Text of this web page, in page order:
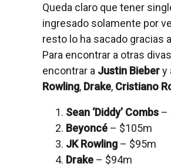
Queda claro que tener
ingresado solamente por
resto lo ha sacado gracias
Para encontrar a otras
encontrar a Justin Biebery
Rowling, Drake, Cristiano
Sean ‘Diddy’ Combs –
Beyoncé – $105m
JK Rowling – $95m
Drake – $94m